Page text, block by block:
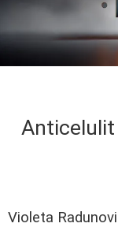
Anticelulit
Violeta